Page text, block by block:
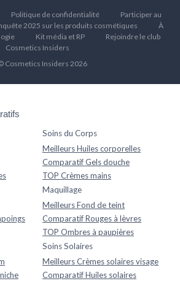
Politique de confidentialité
Participer au
2025 sur les produits cosmétiques
À
Kit média et RP
Rejoindre le club
Cosmetics Insiders
Cosmetics Insiders 2026
Soins du Corps
Meilleurs Huiles corporelles
Comparatif Gels douche
TOP Crèmes mains
Maquillage
Meilleurs Fond de teint
Comparatif Rouges à lèvres
TOP Ombres à paupières
Soins Solaires
Meilleurs Crèmes solaires visage
Comparatif Huiles solaires